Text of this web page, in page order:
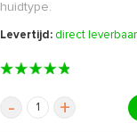
huidtype.
Levertijd: direct leverbaar
- +